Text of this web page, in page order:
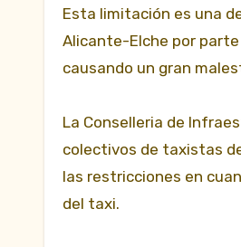
Esta limitación es una
Alicante-Elche por
causando un gran
La Conselleria de
colectivos de taxistas
las restricciones en
del taxi.